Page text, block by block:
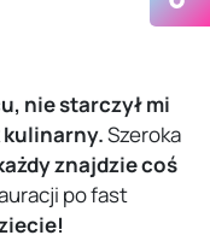
nie starczył mi
kulinarny.Szeroka
znajdzie coś
po fast